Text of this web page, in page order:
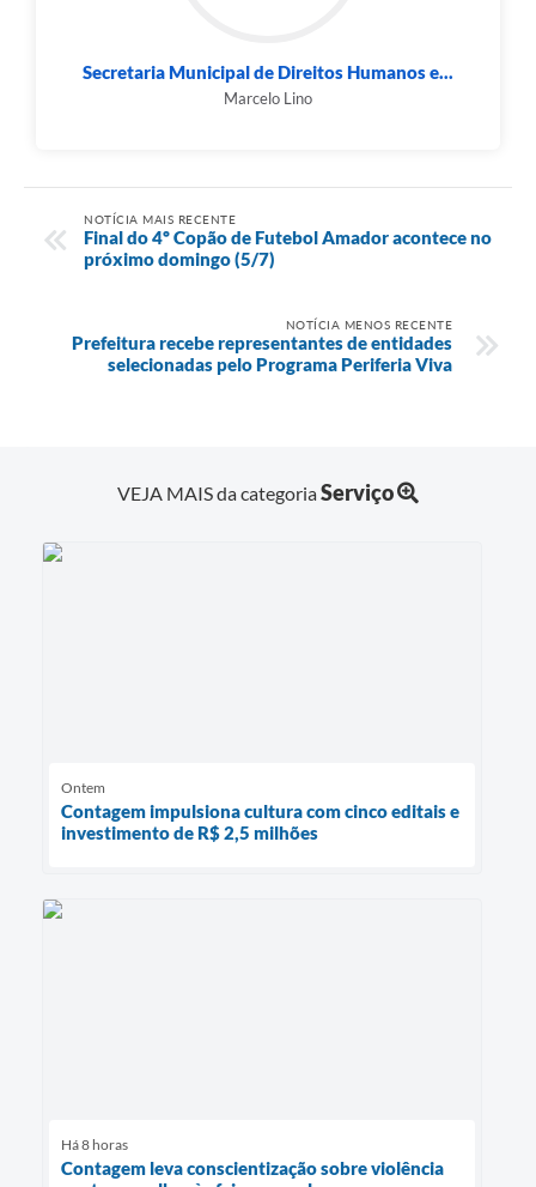
Secretaria Municipal de Direitos Humanos e...
Marcelo Lino
NOTÍCIA MAIS RECENTE
Final do 4º Copão de Futebol Amador acontece no
próximo domingo (5/7)
NOTÍCIA MENOS RECENTE
Prefeitura recebe representantes de entidades
selecionadas pelo Programa Periferia Viva
VEJA MAIS da categoriaServiço
Ontem
Contagem impulsiona cultura com cinco editais e
investimento de R$ 2,5 milhões
Há 8 horas
Contagem leva conscientização sobre violência